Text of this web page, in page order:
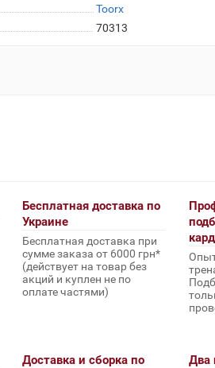
Toorx
70313
Бесплатная доставка по
Украине
Бесплатная доставка при
сумме заказа от 6000 грн*
(действует на товар без
акций и куплен не по
оплате частями)
Доставка и сборка по
Два